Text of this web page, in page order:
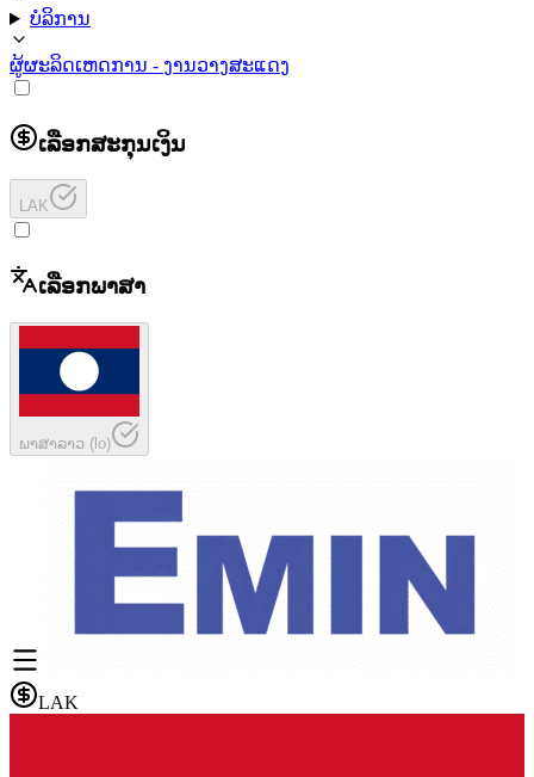
ບໍລິການ
ຜູ້ຜະລິດເຫດການ - ງານວາງສະແດງ
ເລືອກສະກຸນເງິນ
LAK
ເລືອກພາສາ
ພາສາລາວ (lo)
LAK